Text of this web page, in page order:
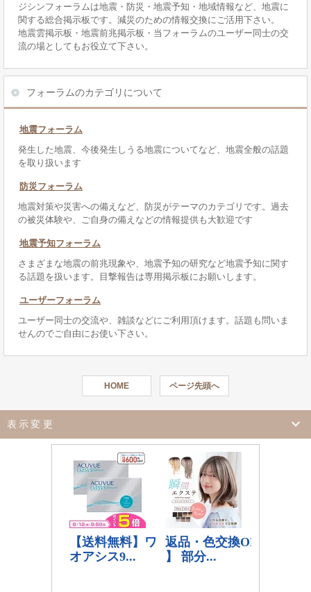
ジシンフォーラムは地震・防災・地震予知・地域情報など、地震に
関する総合掲示板です。減災のための情報交換にご活用下さい。
地震雲掲示板・地震前兆掲示板・当フォーラムのユーザー同士の交
流の場としてもお役立て下さい。
フォーラムのカテゴリについて
地震フォーラム
発生した地震、今後発生しうる地震についてなど、地震全般の話題
を取り扱います
防災フォーラム
地震対策や災害への備えなど、防災がテーマのカテゴリです。過去
の被災体験や、ご自身の備えなどの情報提供も大歓迎です
地震予知フォーラム
さまざまな地震の前兆現象や、地震予知の研究など地震予知に関す
る話題を扱います。目撃報告は専用掲示板にお願いします。
ユーザーフォーラム
ユーザー同士の交流や、雑談などにご利用頂けます。話題も問いま
せんのでご自由にお使い下さい。
HOME ページ先頭へ
表示変更